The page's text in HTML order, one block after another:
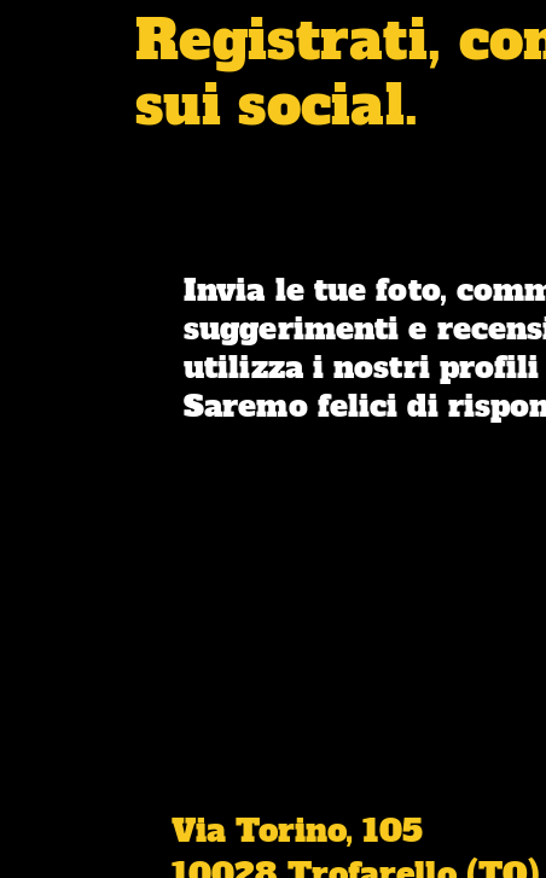
Registrati,
sui social.
Invia le tue foto,
suggerimenti e
utilizza i nostri profili
Saremo felici di
Via Torino, 105